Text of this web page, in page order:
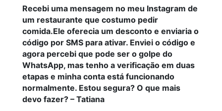
Recebi uma mensagem no meu Instagram de
um restaurante que costumo pedir
comida.Ele oferecia um desconto e enviaria o
código por SMS para ativar. Enviei o código e
agora percebi que pode ser o golpe do
WhatsApp, mas tenho a verificação em duas
etapas e minha conta está funcionando
normalmente. Estou segura? O que mais
devo fazer? – Tatiana